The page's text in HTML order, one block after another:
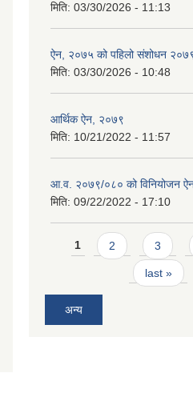
मिति: 03/30/2026 - 11:13
ऐन, २०७५ को पहिलो संशोधन
मिति: 03/30/2026 - 10:48
आर्थिक ऐन, २०७९
मिति: 10/21/2022 - 11:57
आ.व. २०७९/०८० को विनियोजन
मिति: 09/22/2022 - 17:10
Pages
1 2 3
last »
अन्य